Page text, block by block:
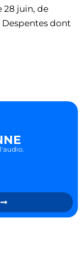
28 juin, de
Despentes dont